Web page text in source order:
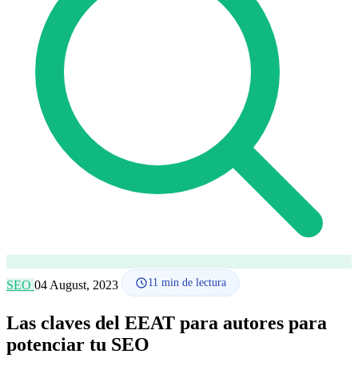
Asesoría SEO Estudio de Enlazado Auditoría SEO
Consultoría SEO
Cómo funciona
Idioma
🇪🇸 ES
🇬🇧 EN
Acceder
SEO 04 August, 2023 11 min de lectura
Las claves del EEAT para autores para
potenciar tu SEO